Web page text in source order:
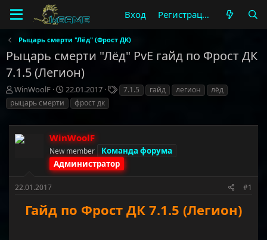
Вход Регистрация
Рыцарь смерти "Лёд" (Фрост ДК)
Рыцарь смерти "Лёд" PvE гайд по Фрост ДК
7.1.5 (Легион)
А
в
т
р
т
WinWoolF
Д
а
т
н
а
ч
а
л
22.01.2017
Т
е
7.1.5 гайд легион
лёд
рыцарь смерти
фрост дк
WinWoolF
New member
Команда форума
Администратор
22.01.2017 #1
Гайд по Фрост ДК 7.1.5 (Легион)